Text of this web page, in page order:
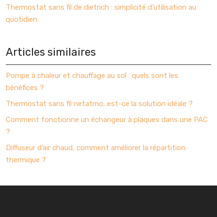
Thermostat sans fil de dietrich : simplicité d’utilisation au
quotidien
Articles similaires
Pompe à chaleur et chauffage au sol : quels sont les
bénéfices ?
Thermostat sans fil netatmo, est-ce la solution idéale ?
Comment fonctionne un échangeur à plaques dans une PAC
?
Diffuseur d’air chaud, comment améliorer la répartition
thermique ?